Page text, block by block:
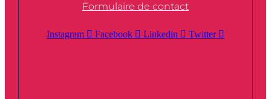
Formulaire de contact
Instagram Facebook Linkedin Twitter